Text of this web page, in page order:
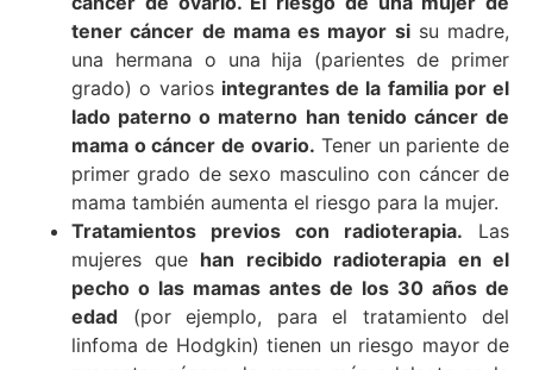
tener cáncer de mama es mayor sisu madre,
una hermana o una hija (parientes de primer
grado) o varios integrantes de la familia por el
lado paterno o materno han tenido cáncer de
mama o cáncer de ovario. Tener un pariente de
primer grado de sexo masculino con cáncer de
mama también aumenta el riesgo para la mujer.
Tratamientos previos con radioterapia. Las
mujeres que han recibido radioterapia en el
pecho o las mamas antes de los 30 años de
edad (por ejemplo, para el tratamiento del
linfoma de Hodgkin) tienen un riesgo mayor de